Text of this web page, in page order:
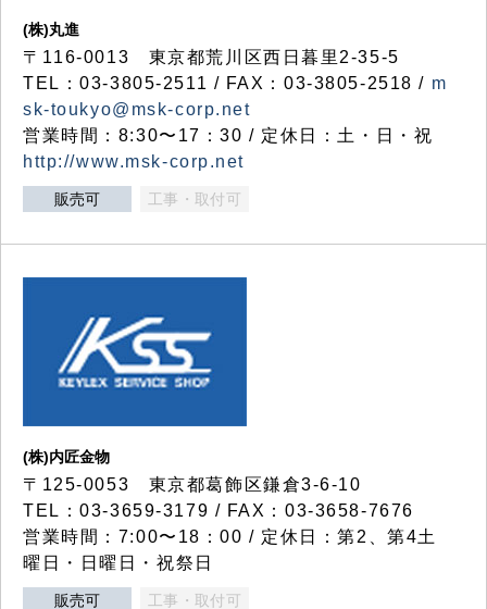
(株)丸進
〒116-0013 東京都荒川区西日暮里2-35-5
TEL：03-3805-2511 / FAX：03-3805-2518 / m
sk-toukyo@msk-corp.net
営業時間：8:30〜17：30 / 定休日：土・日・祝
http://www.msk-corp.net
販売可 工事・取付可
(株)内匠金物
〒125-0053 東京都葛飾区鎌倉3-6-10
TEL：03-3659-3179 / FAX：03-3658-7676
営業時間：7:00〜18：00 / 定休日：第2、第4土
曜日・日曜日・祝祭日
販売可 工事・取付可